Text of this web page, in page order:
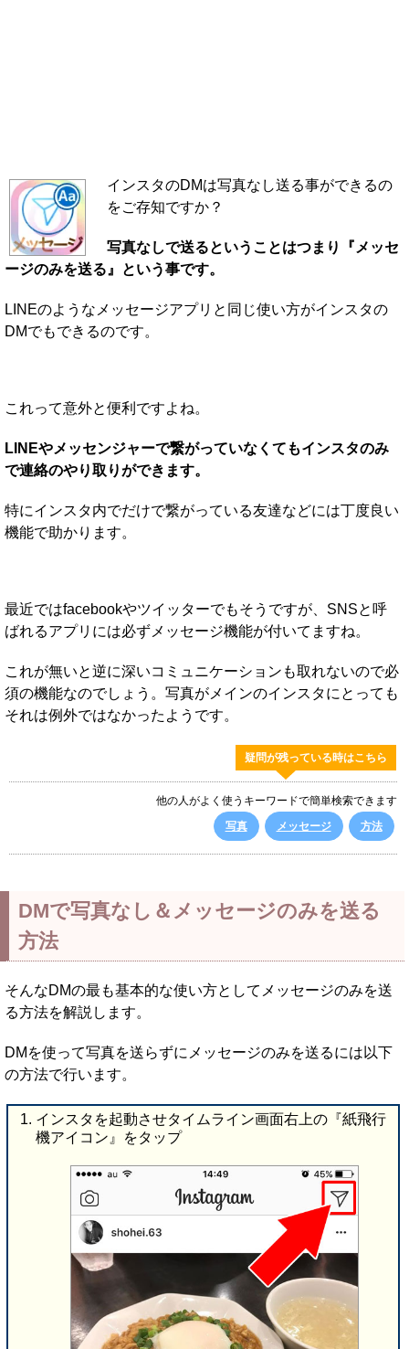
インスタのDMは写真なし送る事ができるの
をご存知ですか？
写真なしで送るということはつまり『メッセ
ージのみを送る』という事です。
LINEのようなメッセージアプリと同じ使い方がインスタの
DMでもできるのです。
これって意外と便利ですよね。
LINEやメッセンジャーで繋がっていなくてもインスタのみ
で連絡のやり取りができます。
特にインスタ内でだけで繋がっている友達などには丁度良い
機能で助かります。
最近ではfacebookやツイッターでもそうですが、SNSと呼
ばれるアプリには必ずメッセージ機能が付いてますね。
これが無いと逆に深いコミュニケーションも取れないので必
須の機能なのでしょう。写真がメインのインスタにとっても
それは例外ではなかったようです。
疑問が残っている時はこちら
他の人がよく使うキーワードで簡単検索できます
写真
メッセージ 方法
DMで写真なし＆メッセージのみを送る
方法
そんなDMの最も基本的な使い方としてメッセージのみを送
る方法を解説します。
DMを使って写真を送らずにメッセージのみを送るには以下
の方法で行います。
インスタを起動させタイムライン画面右上の『紙飛行
機アイコン』をタップ